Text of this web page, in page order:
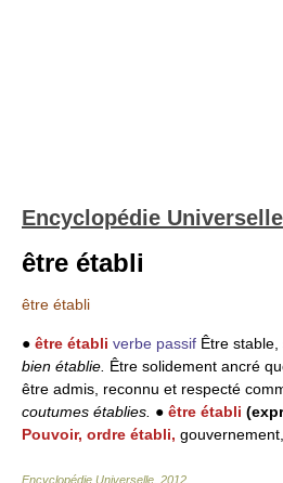
Encyclopédie Universelle
être établi
être établi
● être établi verbe passif Être stable,
bien établie. Être solidement ancré
être admis, reconnu et respecté
coutumes établies. ● être établi
Pouvoir, ordre établi,
Encyclopédie Universelle 2012